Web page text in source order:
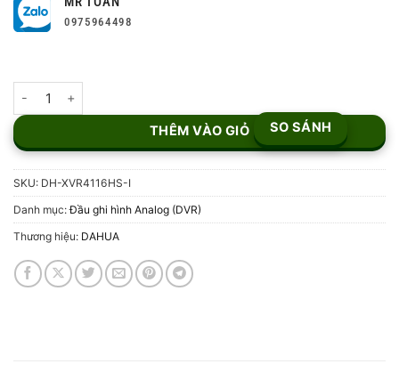
0975964498
THÊM VÀO GIỎ SO SÁNH
SKU: DH-XVR4116HS-I
Danh mục:Đầu ghi hình Analog (DVR)
Thương hiệu: DAHUA